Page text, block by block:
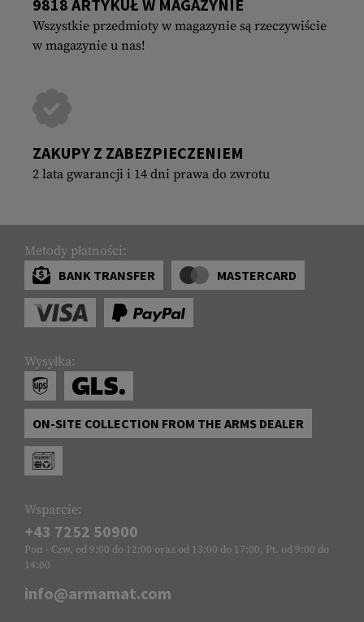
9818 ARTYKUŁ W MAGAZYNIE
Wszystkie przedmioty w magazynie są rzeczywiście
w magazynie u nas!
ZAKUPY Z ZABEZPIECZENIEM
2 lata gwarancji i 14 dni prawa do zwrotu
Metody płatności:
BANK TRANSFER
MASTERCARD
Wysyłka:
ON-SITE COLLECTION FROM THE ARMS DEALER
Wsparcie:
+43 7252 50900
Pon - Czw. od 9:00 do 12:00 oraz od 13:00 do 17:00, Pt. od 9:00 do
14:00
info@armamat.com